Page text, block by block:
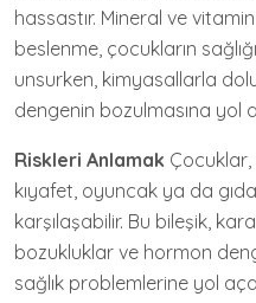
hassastır. Mineral ve
beslenme, çocukların
unsurken, kimyasallarla
dengenin bozulmasına yol
Riskleri Anlamak
kıyafet, oyuncak ya da
karşılaşabilir. Bu bileşik,
bozukluklar ve hormon
sağlık problemlerine yol